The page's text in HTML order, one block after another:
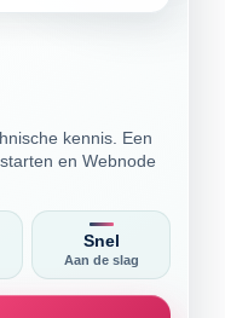
kennis. Een
en Webnode
Snel
Aan de slag